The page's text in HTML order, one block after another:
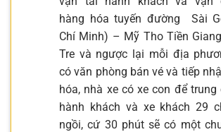
hàng hóa tuyến đường Sài
Chí Minh) – Mỹ Tho Tiền
Tre và ngược lại mỗi địa
có văn phòng bán vé và tiếp
hóa, nhà xe có xe con để trung
hành khách và xe khách 29
ngồi, cứ 30 phút sẽ có một